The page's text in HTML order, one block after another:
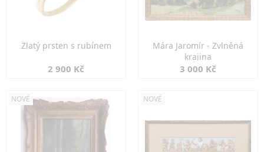
Zlatý prsten s rubínem
2 900 Kč
Mára Jaromír - Zvlněná
krajina
3 000 Kč
NOVÉ NOVÉ